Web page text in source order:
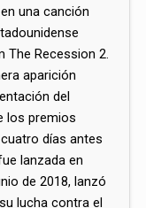
una canción
The Recession 2.
aparición
del
los premios
días antes
lanzada en
de 2018, lanzó
lucha contra el